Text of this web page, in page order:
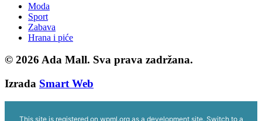
Moda
Sport
Zabava
Hrana i piće
© 2026 Ada Mall. Sva prava zadržana.
Izrada Smart Web
This site is registered on wpml.orgas a development site. Switch to a